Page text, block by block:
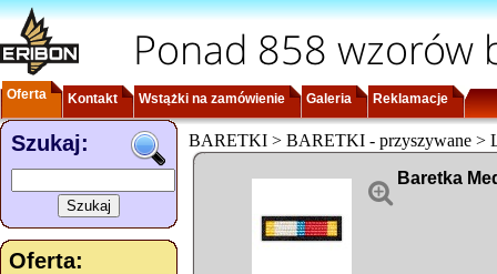
Ponad 858 wzorów
Oferta Kontakt Wstążki na zamówienie Galeria Reklamacje
Szukaj:
Oferta:
BARETKI > BARETKI - przyszywane >

Baretka